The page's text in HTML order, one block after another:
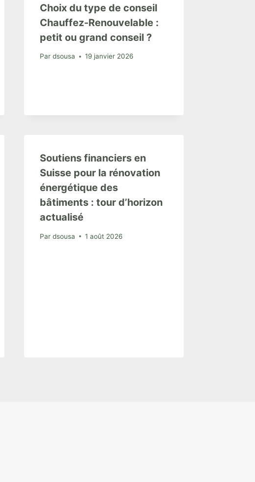
Choix du type de conseil
Chauffez-Renouvelable :
petit ou grand conseil ?
Par dsousa 19 janvier 2026
Soutiens financiers en
Suisse pour la rénovation
énergétique des
bâtiments : tour d’horizon
actualisé
Par dsousa 1 août 2026